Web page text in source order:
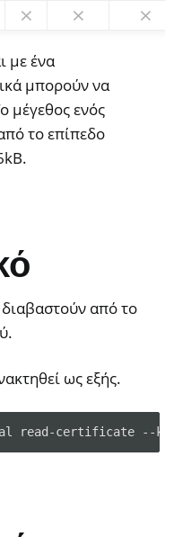
⨯ ⨯ ⨯
με ένα
μπορούν να
μέγεθος ενός
το επίπεδο
από το
ως εξής.
read-certificate --